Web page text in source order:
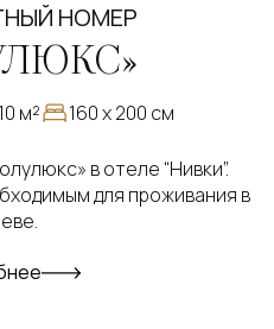
НОМЕР
м² 160 х 200 см
в отеле “Нивки”.
для проживания в